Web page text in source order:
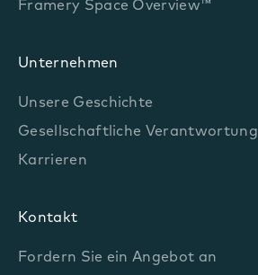
Framery Space Overview™
Unternehmen
Unsere Geschichte
Gesellschaftliche Verantwortung
Karrieren
Kontakt
Fordern Sie ein Angebot an